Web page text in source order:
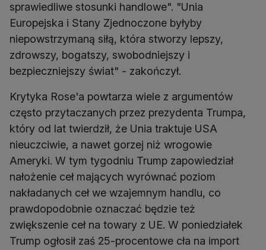
sprawiedliwe stosunki handlowe". "Unia
Europejska i Stany Zjednoczone byłyby
niepowstrzymaną siłą, która stworzy lepszy,
zdrowszy, bogatszy, swobodniejszy i
bezpieczniejszy świat" - zakończył.
Krytyka Rose'a powtarza wiele z argumentów
często przytaczanych przez prezydenta Trumpa,
który od lat twierdził, że Unia traktuje USA
nieuczciwie, a nawet gorzej niż wrogowie
Ameryki. W tym tygodniu Trump zapowiedział
nałożenie ceł mających wyrównać poziom
nakładanych ceł we wzajemnym handlu, co
prawdopodobnie oznaczać będzie też
zwiększenie ceł na towary z UE. W poniedziałek
Trump ogłosił zaś 25-procentowe cła na import